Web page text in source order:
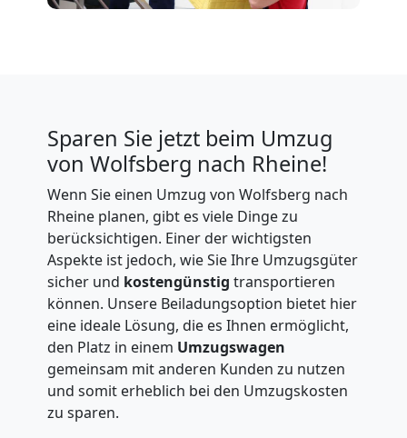
Sparen Sie jetzt beim Umzug
von Wolfsberg nach Rheine!
Wenn Sie einen Umzug von Wolfsberg nach
Rheine planen, gibt es viele Dinge zu
berücksichtigen. Einer der wichtigsten
Aspekte ist jedoch, wie Sie Ihre Umzugsgüter
sicher und kostengünstig transportieren
können. Unsere Beiladungsoption bietet hier
eine ideale Lösung, die es Ihnen ermöglicht,
den Platz in einem Umzugswagen
gemeinsam mit anderen Kunden zu nutzen
und somit erheblich bei den Umzugskosten
zu sparen.